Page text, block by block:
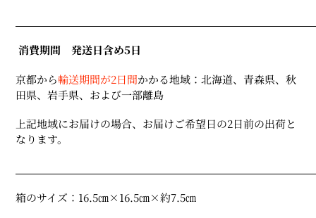
消費期間 発送日含め5日
京都から輸送期間が2日間かかる地域：北海道、青森県、秋
田県、 岩手県、 および一部離島
上記地域にお届けの場合、お届けご希望日の2日前の出荷と
なります。
箱のサイズ：16.5㎝×16.5㎝×約7.5㎝